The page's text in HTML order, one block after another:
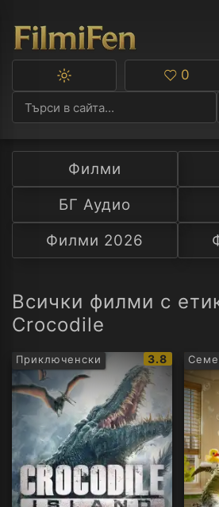
Превключване
тъмна
тема
0
Филми
БГ Аудио
Филми 2026
Всички филми с
Crocodile
Приключенски
IMDb
рейтинг:
3.8